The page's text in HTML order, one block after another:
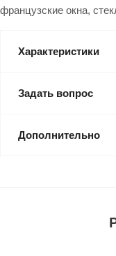
французские окна,
Характеристики
Задать вопрос
Дополнительно